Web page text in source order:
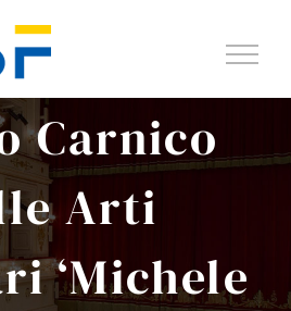
Carnico
Arti
‘Michele